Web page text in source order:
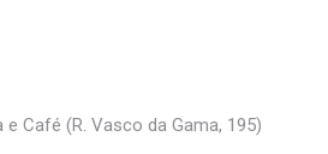
e Café (R. Vasco da Gama, 195)